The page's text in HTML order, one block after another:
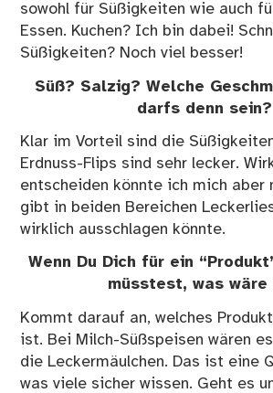
sowohl für Süßigkeiten wie auch
Essen. Kuchen? Ich bin dabei!
Süßigkeiten? Noch viel besser!
Süß? Salzig? Welche
darfs denn sein?
Klar im Vorteil sind die
Erdnuss-Flips sind sehr lecker.
entscheiden könnte ich mich aber
gibt in beiden Bereichen
wirklich ausschlagen könnte.
Wenn Du Dich für ein
müsstest, was wäre
Kommt darauf an, welches
ist. Bei Milch-Süßspeisen wären
die Leckermäulchen. Das ist eine
was viele sicher wissen. Geht es